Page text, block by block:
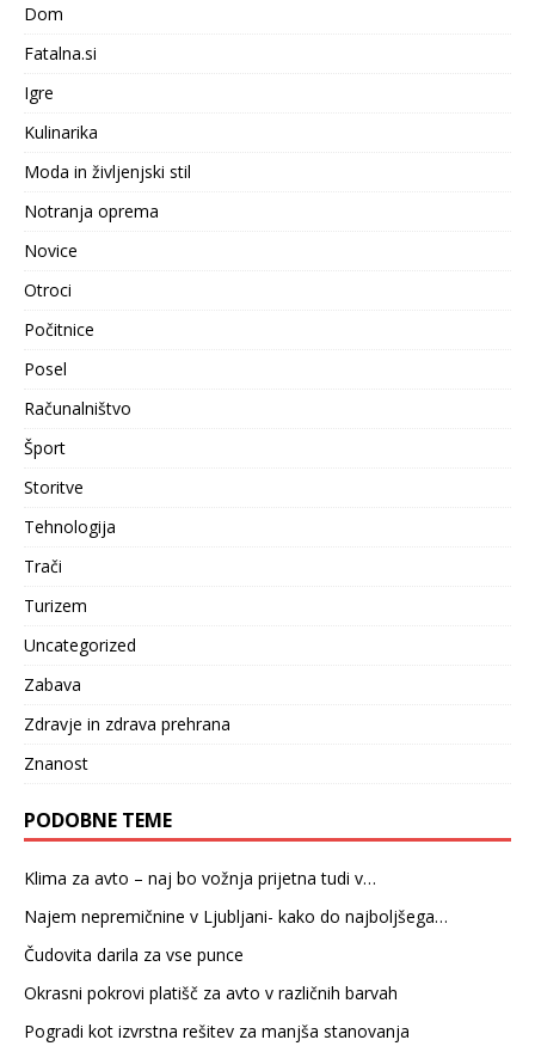
Dom
Fatalna.si
Igre
Kulinarika
Moda in življenjski stil
Notranja oprema
Novice
Otroci
Počitnice
Posel
Računalništvo
Šport
Storitve
Tehnologija
Trači
Turizem
Uncategorized
Zabava
Zdravje in zdrava prehrana
Znanost
PODOBNE TEME
Klima za avto – naj bo vožnja prijetna tudi v…
Najem nepremičnine v Ljubljani- kako do najboljšega…
Čudovita darila za vse punce
Okrasni pokrovi platišč za avto v različnih barvah
Pogradi kot izvrstna rešitev za manjša stanovanja